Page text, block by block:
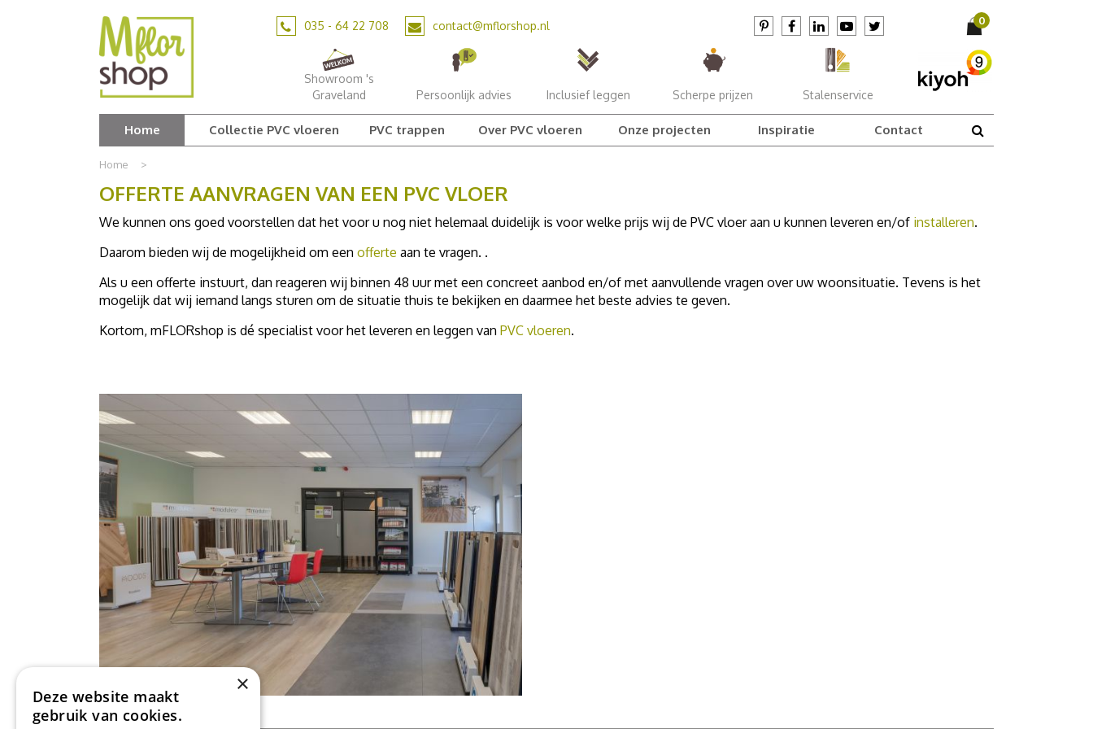
Home >
035 - 64 22 708 contact@mflorshop.nl
Showroom 's
Graveland
Persoonlijk advies Inclusief leggen Scherpe prijzen Stalenservice
Home Collectie PVC vloeren PVC trappen Over PVC vloeren Onze projecten Inspiratie Contact
OFFERTE AANVRAGEN VAN EEN PVC VLOER
We kunnen ons goed voorstellen dat het voor u nog niet helemaal duidelijk is voor welke prijs wij de PVC vloer aan u kunnen leveren en/of installeren.
Daarom bieden wij de mogelijkheid om een offerte aan te vragen. .
Als u een offerte instuurt, dan reageren wij binnen 48 uur met een concreet aanbod en/of met aanvullende vragen over uw woonsituatie. Tevens is het
mogelijk dat wij iemand langs sturen om de situatie thuis te bekijken en daarmee het beste advies te geven.
Kortom, mFLORshop is dé specialist voor het leveren en leggen van PVC vloeren.
×
Deze website maakt
gebruik van cookies.